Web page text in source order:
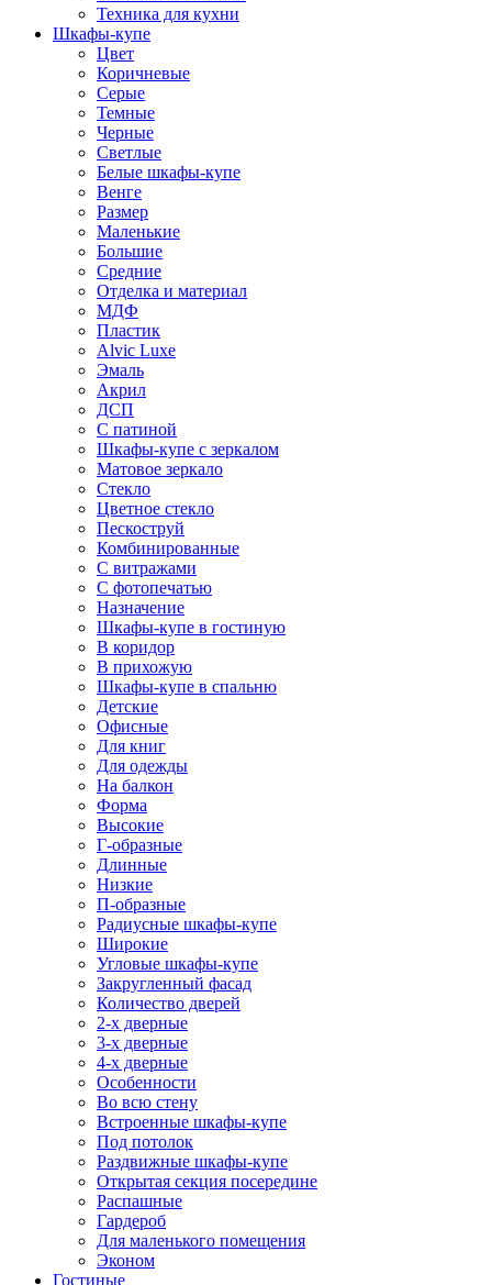
Техника для кухни
Шкафы-купе
Цвет
Коричневые
Серые
Темные
Черные
Светлые
Белые шкафы-купе
Венге
Размер
Маленькие
Большие
Средние
Отделка и материал
МДФ
Пластик
Alvic Luxe
Эмаль
Акрил
ДСП
С патиной
Шкафы-купе с зеркалом
Матовое зеркало
Стекло
Цветное стекло
Пескоструй
Комбинированные
С витражами
С фотопечатью
Назначение
Шкафы-купе в гостиную
В коридор
В прихожую
Шкафы-купе в спальню
Детские
Офисные
Для книг
Для одежды
На балкон
Форма
Высокие
Г-образные
Длинные
Низкие
П-образные
Радиусные шкафы-купе
Широкие
Угловые шкафы-купе
Закругленный фасад
Количество дверей
2-х дверные
3-х дверные
4-х дверные
Особенности
Во всю стену
Встроенные шкафы-купе
Под потолок
Раздвижные шкафы-купе
Открытая секция посередине
Распашные
Гардероб
Для маленького помещения
Эконом
Гостиные